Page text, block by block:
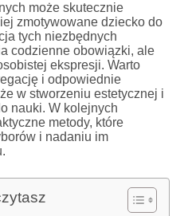
może skutecznie
zmotywowane dziecko do
tych niezbędnych
codzienne obowiązki, ale
ekspresji. Warto
i odpowiednie
w stworzeniu estetycznej i
nauki. W kolejnych
metody, które
i nadaniu im